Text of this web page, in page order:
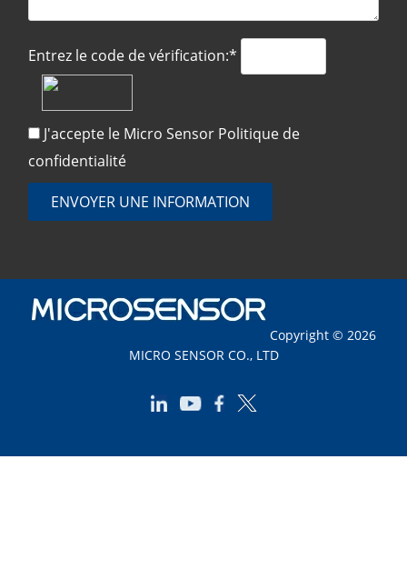
Entrez le code de vérification:*
J'accepte le Micro Sensor Politique de
confidentialité
ENVOYER UNE INFORMATION
Copyright © 2026
MICRO SENSOR CO., LTD